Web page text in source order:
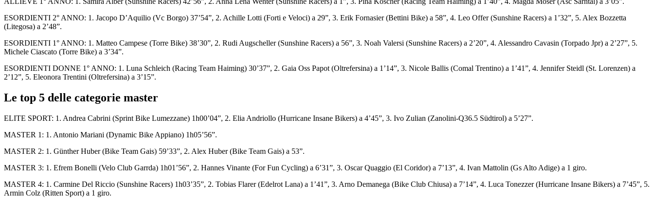
ESORDIENTI 2° ANNO: 1. Jacopo D’Aquilio (Vc Borgo) 37’54”, 2. Achille Lotti (Forti e Veloci) a 29”, 3. Erik Fornasier (Bettini Bike) a 58”, 4. Leo Offer (Sunshine Racers) a 1’32”, 5. Alex Bozzetta
(Litegosa) a 2’48”.
ESORDIENTI 1° ANNO: 1. Matteo Campese (Torre Bike) 38’30”, 2. Rudi Augscheller (Sunshine Racers) a 56”, 3. Noah Valersi (Sunshine Racers) a 2’20”, 4. Alessandro Cavasin (Torpado Jpr) a 2’27”, 5.
Michele Ciascato (Torre Bike) a 3’34”.
ESORDIENTI DONNE 1° ANNO: 1. Luna Schleich (Racing Team Haiming) 30’37”, 2. Gaia Oss Papot (Oltrefersina) a 1’14”, 3. Nicole Ballis (Comal Trentino) a 1’41”, 4. Jennifer Steidl (St. Lorenzen) a
2’12”, 5. Eleonora Trentini (Oltrefersina) a 3’15”.
Le top 5 delle categorie master
ELITE SPORT: 1. Andrea Cabrini (Sprint Bike Lumezzane) 1h00’04”, 2. Elia Andriollo (Hurricane Insane Bikers) a 4’45”, 3. Ivo Zulian (Zanolini-Q36.5 Südtirol) a 5’27”.
MASTER 1: 1. Antonio Mariani (Dynamic Bike Appiano) 1h05’56”.
MASTER 2: 1. Günther Huber (Bike Team Gais) 59’33”, 2. Alex Huber (Bike Team Gais) a 53”.
MASTER 3: 1. Efrem Bonelli (Velo Club Garrda) 1h01’56”, 2. Hannes Vinante (For Fun Cycling) a 6’31”, 3. Oscar Quaggio (El Coridor) a 7’13”, 4. Ivan Mattolin (Gs Alto Adige) a 1 giro.
MASTER 4: 1. Carmine Del Riccio (Sunshine Racers) 1h03’35”, 2. Tobias Flarer (Edelrot Lana) a 1’41”, 3. Arno Demanega (Bike Club Chiusa) a 7’14”, 4. Luca Tonezzer (Hurricane Insane Bikers) a 7’45”, 5.
Armin Colz (Ritten Sport) a 1 giro.